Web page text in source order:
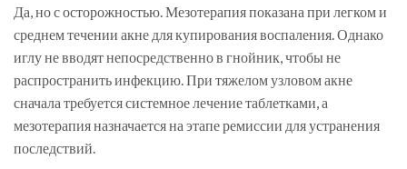
Да, но с осторожностью. Мезотерапия показана при легком и
среднем течении акне для купирования воспаления. Однако
иглу не вводят непосредственно в гнойник, чтобы не
распространить инфекцию. При тяжелом узловом акне
сначала требуется системное лечение таблетками, а
мезотерапия назначается на этапе ремиссии для устранения
последствий.